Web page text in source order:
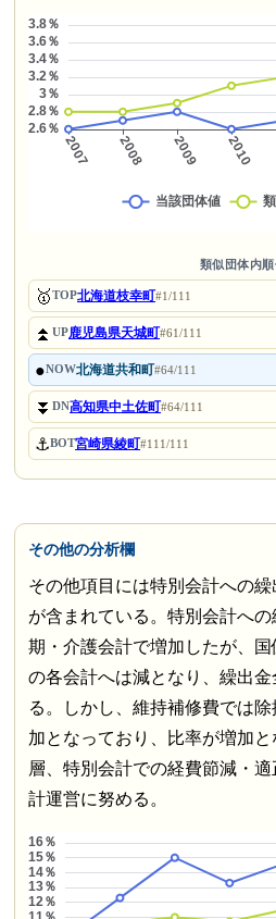
類似団体内
🥇TOP北海道枝幸町#1/111
⏫UP鹿児島県天城町#61/111
●NOW北海道共和町#64/111
⏬DN高知県中土佐町#64/111
⚓BOT宮崎県綾町#111/111
その他の分析欄
その他項目には特別会計への
が含まれている。特別会計へ
期・介護会計で増加したが、
の各会計へは減となり、繰出
る。しかし、維持補修費では
加となっており、比率が増加
層、特別会計での経費節減・
計運営に努める。